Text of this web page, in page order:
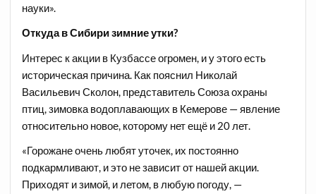
науки».
Откуда в Сибири зимние утки?
Интерес к акции в Кузбассе огромен, и у этого есть
историческая причина. Как пояснил Николай
Васильевич Сколон, представитель Союза охраны
птиц, зимовка водоплавающих в Кемерове — явление
относительно новое, которому нет ещё и 20 лет.
«Горожане очень любят уточек, их постоянно
подкармливают, и это не зависит от нашей акции.
Приходят и зимой, и летом, в любую погоду, —